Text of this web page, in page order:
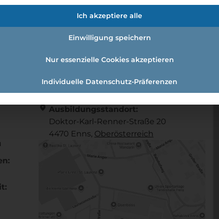
(w /m /d)
location_on Ausbildungsstandort:
Doktor-Karl-Renner-Straße 20
4470 Enns, Ober­österreich
Ich akzeptiere alle
Einwilligung speichern
Nur essenzielle Cookies akzeptieren
Individuelle Datenschutz-Präferenzen